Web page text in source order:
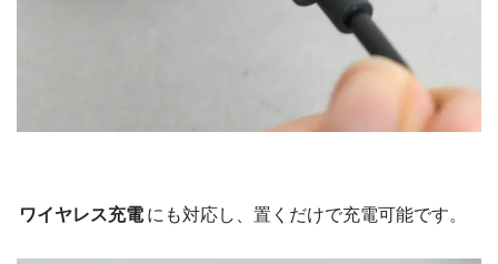
ワイヤレス充電 にも対応し、置くだけで充電可能です。